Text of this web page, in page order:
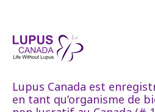
Lupus Canada est
en tant qu’organisme de